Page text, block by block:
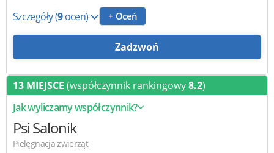
Szczegóły(9ocen) + Oceń
Zadzwoń
13 MIEJSCE (współczynnik rankingowy8.2)
Jak wyliczamy współczynnik?
Psi Salonik
Pielęgnacja zwierząt